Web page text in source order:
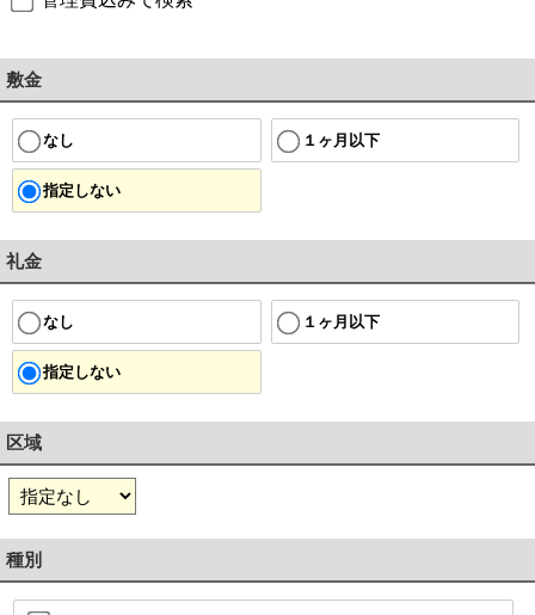
敷金
なし １ヶ月以下
指定しない
礼金
なし １ヶ月以下
指定しない
区域
種別